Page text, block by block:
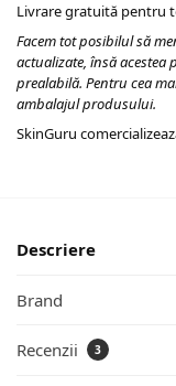
Livrare gratuită pentru
Facem tot posibilul să
actualizate, însă
prealabilă. Pentru cea
ambalajul produsului.
SkinGuru
Descriere
Brand
Recenzii 3